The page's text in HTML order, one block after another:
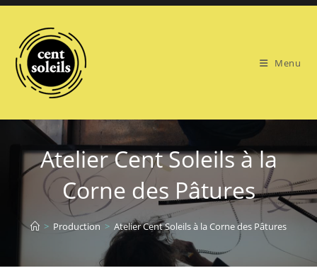
Skip
content
Menu
Atelier Cent Soleils à la
Corne des Pâtures
> Production > Atelier Cent Soleils à la Corne des Pâtures